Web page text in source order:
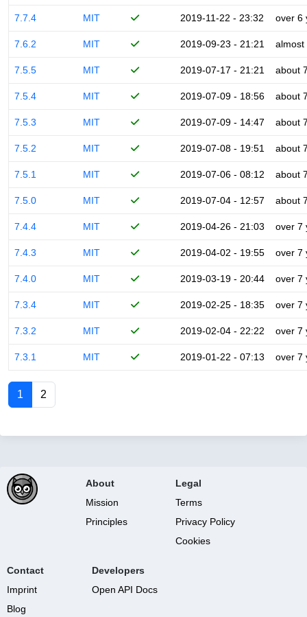
7.7.4 MIT 2019-11-22 - 23:32 over 6
7.6.2 MIT 2019-09-23 - 21:21 almost
7.5.5 MIT 2019-07-17 - 21:21 about
7.5.4 MIT 2019-07-09 - 18:56 about
7.5.3 MIT 2019-07-09 - 14:47 about
7.5.2 MIT 2019-07-08 - 19:51 about
7.5.1 MIT 2019-07-06 - 08:12 about
7.5.0 MIT 2019-07-04 - 12:57 about
7.4.4 MIT 2019-04-26 - 21:03 over 7
7.4.3 MIT 2019-04-02 - 19:55 over 7
7.4.0 MIT 2019-03-19 - 20:44 over 7
7.3.4 MIT 2019-02-25 - 18:35 over 7
7.3.2 MIT 2019-02-04 - 22:22 over 7
7.3.1 MIT 2019-01-22 - 07:13 over 7
1 2
About
Mission
Principles
Legal
Terms
Privacy Policy
Cookies
Contact
Imprint
Blog
Developers
Open API Docs